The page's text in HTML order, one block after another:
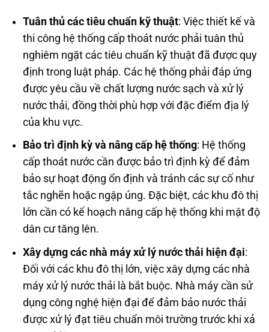
Tuân thủ các tiêu chuẩn kỹ thuật: Việc thiết kế và
thi công hệ thống cấp thoát nước phải tuân thủ
nghiêm ngặt các tiêu chuẩn kỹ thuật đã được quy
định trong luật pháp. Các hệ thống phải đáp ứng
được yêu cầu về chất lượng nước sạch và xử lý
nước thải, đồng thời phù hợp với đặc điểm địa lý
của khu vực.
Bảo trì định kỳ và nâng cấp hệ thống: Hệ thống
cấp thoát nước cần được bảo trì định kỳ để đảm
bảo sự hoạt động ổn định và tránh các sự cố như
tắc nghẽn hoặc ngập úng. Đặc biệt, các khu đô thị
lớn cần có kế hoạch nâng cấp hệ thống khi mật độ
dân cư tăng lên.
Xây dựng các nhà máy xử lý nước thải hiện đại:
Đối với các khu đô thị lớn, việc xây dựng các nhà
máy xử lý nước thải là bắt buộc. Nhà máy cần sử
dụng công nghệ hiện đại để đảm bảo nước thải
được xử lý đạt tiêu chuẩn môi trường trước khi xả